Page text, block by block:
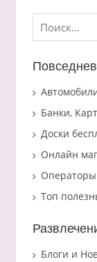
Найти:
Банки,
Доски
Онлайн
Операторы
Топ
Блоги и